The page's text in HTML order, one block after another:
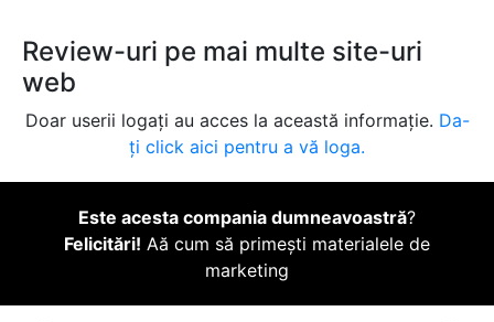
Review-uri pe mai multe site-uri
web
Doar userii logați au acces la această informație. Da-
ți click aici pentru a vă loga.
Este acesta compania dumneavoastră?
Felicitări! Aă cum să primești materialele de
marketing